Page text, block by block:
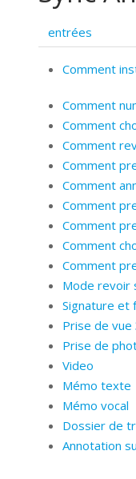
entrées
Comment
Comment
Comment
Comment
Comment
Comment
Comment
Comment
Comment
Comment
Mode revoir
Signature et
Prise de vue
Prise de
Video
Mémo texte
Mémo vocal
Dossier de
Annotation